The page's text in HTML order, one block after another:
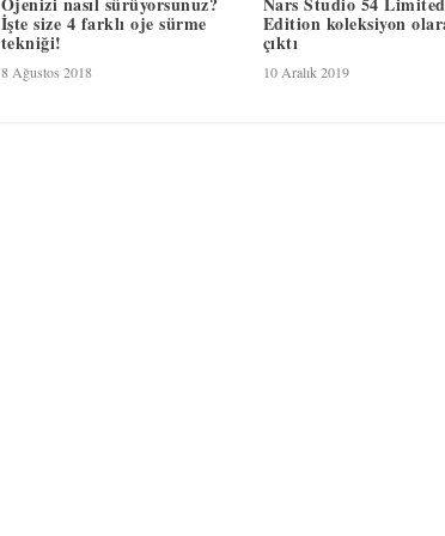
İşte size 4 farklı oje sürme
tekniği!
8 Ağustos 2018
Edition koleksiyon
çıktı
10 Aralık 2019